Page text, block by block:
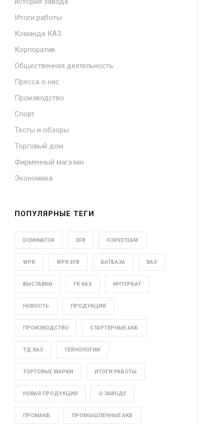
Итоги работы
Команда КАЗ
Корпоратив
Общественная деятельность
Пресса о нас
Производство
Спорт
Тесты и обзоры
Торговый дом
Фирменный магазин
Экономика
ПОПУЛЯРНЫЕ ТЕГИ
DOMINATOR EFB FORSETEAM
WPR WPR EFB БАТБАЗА ВАЗ
ВЫСТАВКИ ГК КАЗ ИНТЕРБАТ
НОВОСТЬ ПРОДУКЦИЯ
ПРОИЗВОДСТВО СТАРТЕРНЫЕ АКБ
ТД КАЗ ТЕХНОЛОГИИ
ТОРГОВЫЕ МАРКИ ИТОГИ РАБОТЫ
НОВАЯ ПРОДУКЦИЯ О ЗАВОДЕ
ПРОМАКБ ПРОМЫШЛЕННЫЕ АКБ